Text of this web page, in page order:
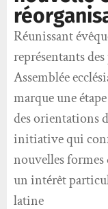
Réunissant
représentants
Assemblée
marque une
des orientations
initiative qui
nouvelles formes
un intérêt
latine